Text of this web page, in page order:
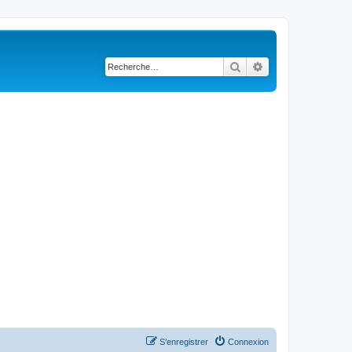
Rechercher
Connexion
S’enregistrer